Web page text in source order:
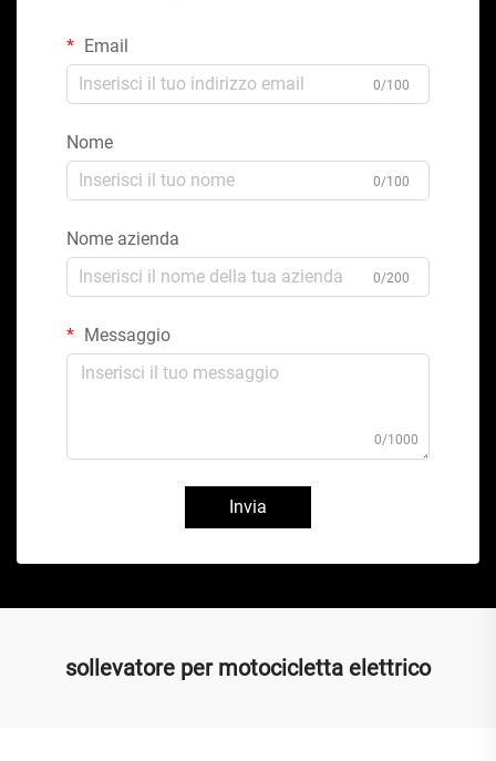
Email
0/100
Nome
0/100
Nome azienda
0/200
Messaggio
0/1000
Invia
sollevatore per motocicletta elettrico